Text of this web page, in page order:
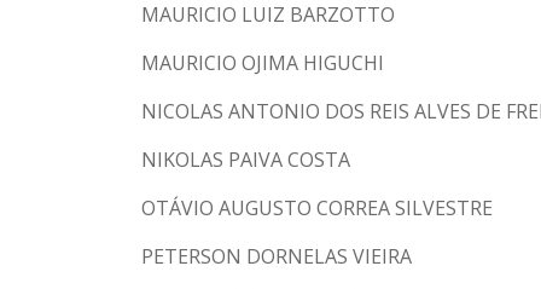
MAURICIO LUIZ BARZOTTO
MAURICIO OJIMA HIGUCHI
NICOLAS ANTONIO DOS REIS ALVES DE
NIKOLAS PAIVA COSTA
OTÁVIO AUGUSTO CORREA SILVESTRE
PETERSON DORNELAS VIEIRA